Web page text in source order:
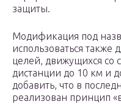
защиты.
Модификация под
использоваться
целей, движущихся со
дистанции до 10 км и
добавить, что в
реализован принцип